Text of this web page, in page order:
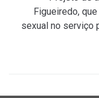
Figueiredo,
sexual no serviço